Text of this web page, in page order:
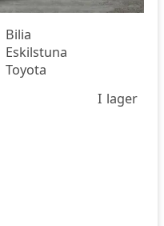
Bilia
Eskilstuna
Toyota
I lager